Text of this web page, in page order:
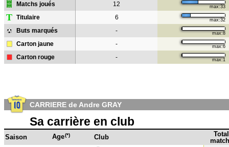
Matchs joués 12 max:33
T Titulaire 6 max:32
Buts marqués - max:8
Carton jaune - max:6
Carton rouge - max:1
CARRIERE de Andre GRAY
Sa carrière en club
Saison Age(*) Club
Total